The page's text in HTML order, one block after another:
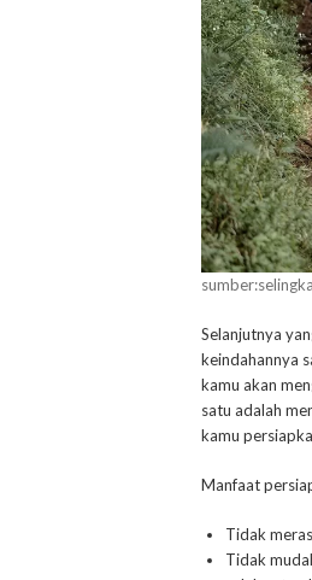
Selanjutnya
keindahannya
kamu akan
satu adalah
kamu
Manfaat
Tidak
Tidak